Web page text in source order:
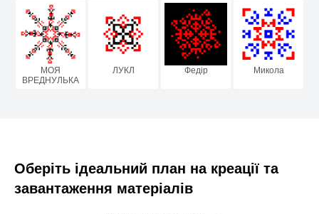
МОЯ
ВРЕДНУЛЬКА
ЛУКЛ Федір Микола
Оберіть ідеальний план на креації та
завантаження матеріалів